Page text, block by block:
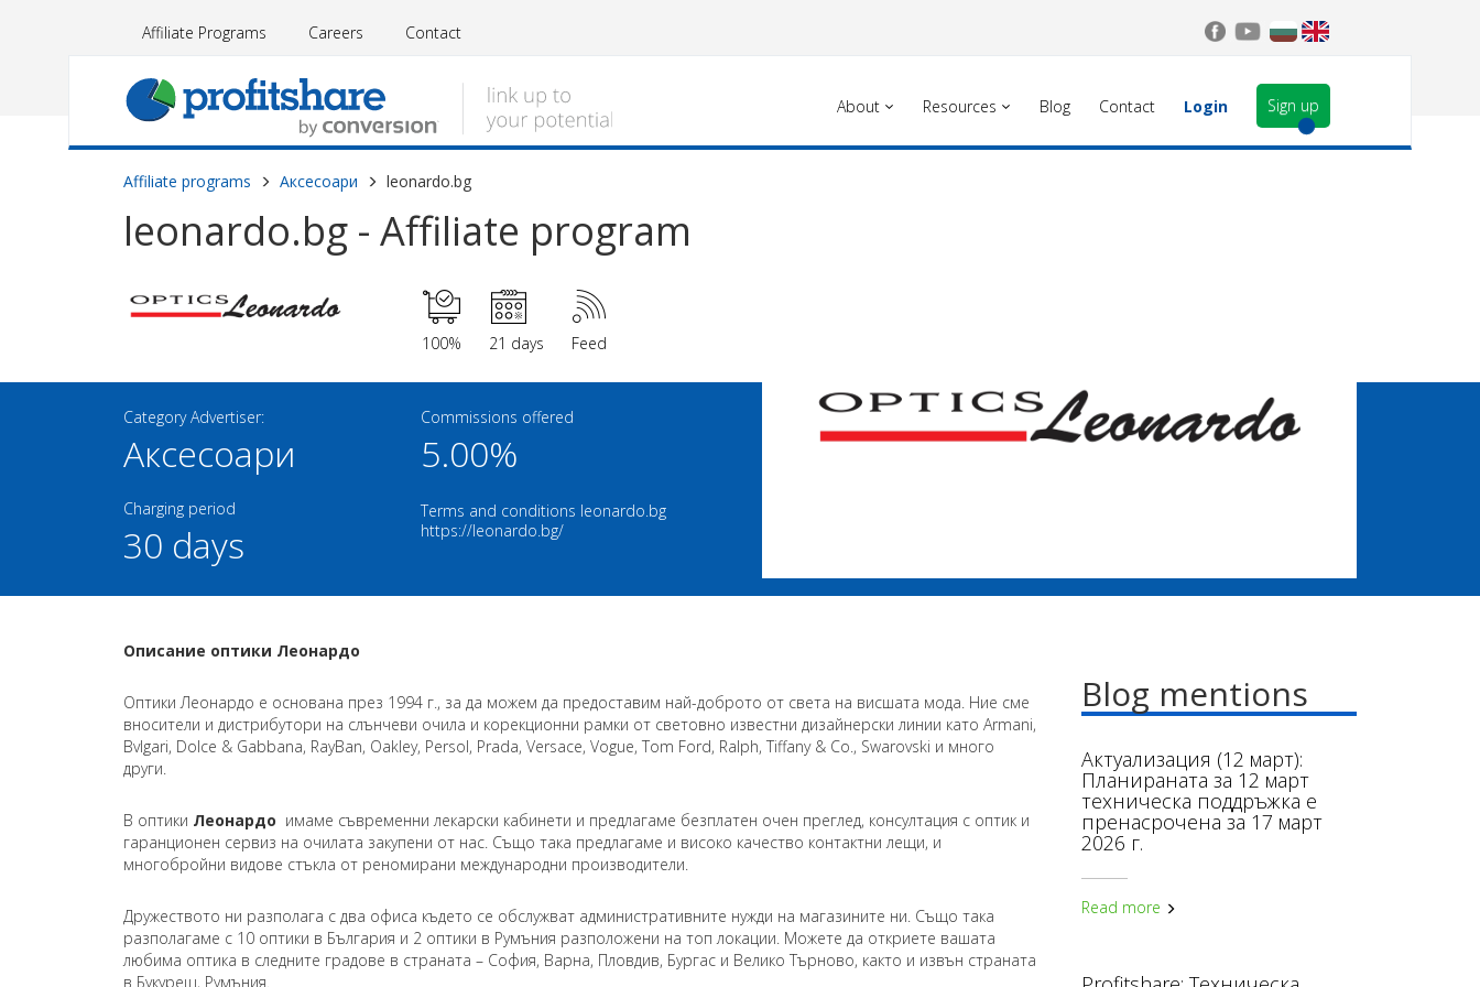
Affiliate Programs Careers Contact
About Resources Blog Contact Login Sign up
Affiliate programs Аксесоари leonardo.bg
leonardo.bg - Affiliate program
100% 21 days Feed
Category Advertiser:
Аксесоари
Charging period
30 days
Commissions offered
5.00%
Terms and conditions leonardo.bg
https://leonardo.bg/
Описание оптики Леонардо
Оптики Леонардо е основана през 1994 г., за да можем да предоставим най-доброто от света на висшата мода. Ние сме
вносители и дистрибутори на слънчеви очила и корекционни рамки от световно известни дизайнерски линии като Armani,
Bvlgari, Dolce & Gabbana, RayBan, Oakley, Persol, Prada, Versace, Vogue, Tom Ford, Ralph, Tiffany & Co., Swarovski и много
други.
В оптики Леонардо имаме съвременни лекарски кабинети и предлагаме безплатен очен преглед, консултация с оптик и
гаранционен сервиз на очилата закупени от нас. Също така предлагаме и високо качество контактни лещи, и
многобройни видове стъкла от реномирани международни производители.
Дружеството ни разполага с два офиса където се обслужват административните нужди на магазините ни. Също така
разполагаме с 10 оптики в България и 2 оптики в Румъния разположени на топ локации. Можете да откриете вашата
любима оптика в следните градове в страната – София, Варна, Пловдив, Бургас и Велико Търново, както и извън страната
в Букурещ, Румъния.
Blog mentions
Актуализация (12 март):
Планираната за 12 март
техническа поддръжка е
пренасрочена за 17 март
2026 г.
Read more